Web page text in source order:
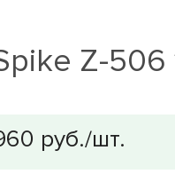
Z-506